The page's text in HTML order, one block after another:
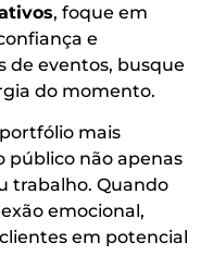
, foque em
e
de eventos, busque
do momento.
mais
público não apenas
trabalho. Quando
emocional,
em potencial